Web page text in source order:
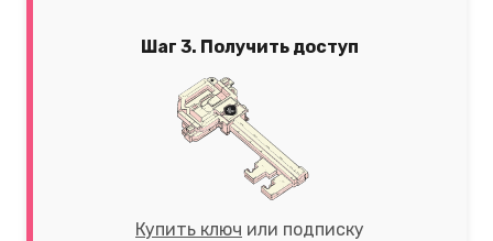
Шаг 3. Получить доступ
Купить ключ или подписку